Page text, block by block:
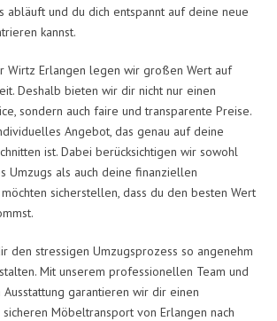
abläuft und du dich entspannt auf deine neue
kannst.
Wirtz Erlangen legen wir großen Wert auf
Deshalb bieten wir dir nicht nur einen
sondern auch faire und transparente Preise.
Angebot, das genau auf deine
ist. Dabei berücksichtigen wir sowohl
Umzugs als auch deine finanziellen
sicherstellen, dass du den besten Wert
den stressigen Umzugsprozess so angenehm
Mit unserem professionellen Team und
garantieren wir dir einen
Möbeltransport von Erlangen nach